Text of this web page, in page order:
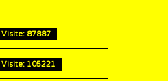
Visite: 87887
Visite: 105221